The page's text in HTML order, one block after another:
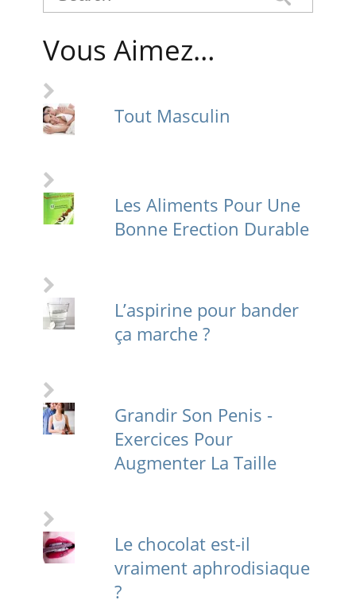
Vous Aimez…
Tout Masculin
Les Aliments Pour Une
Bonne Erection Durable
L’aspirine pour bander
ça marche ?
Grandir Son Penis -
Exercices Pour
Augmenter La Taille
Le chocolat est-il
vraiment aphrodisiaque
?